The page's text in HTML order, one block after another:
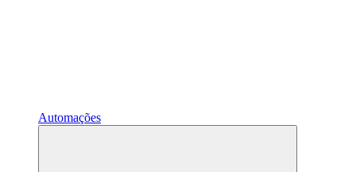
Automações